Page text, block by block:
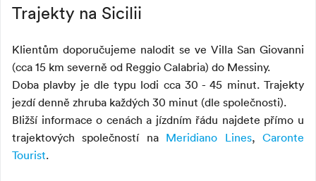
Trajekty na Sicilii
Klientům doporučujeme nalodit se ve Villa San Giovanni
(cca 15 km severně od Reggio Calabria) do Messiny.
Doba plavby je dle typu lodi cca 30 - 45 minut. Trajekty
jezdí denně zhruba každých 30 minut (dle společnosti).
Bližší informace o cenách a jízdním řádu najdete přímo u
trajektových společností na Meridiano Lines,Caronte
Tourist.